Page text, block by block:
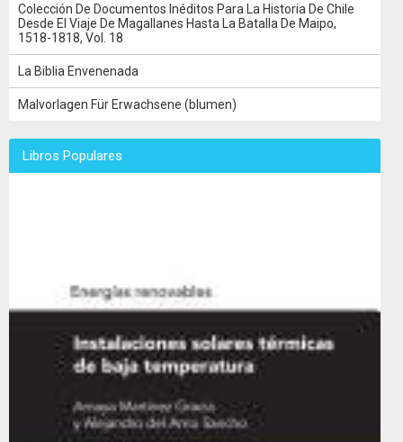
Colección De Documentos Inéditos Para La Historia De Chile
Desde El Viaje De Magallanes Hasta La Batalla De Maipo,
1518-1818, Vol. 18
La Biblia Envenenada
Malvorlagen Für Erwachsene (blumen)
Libros Populares